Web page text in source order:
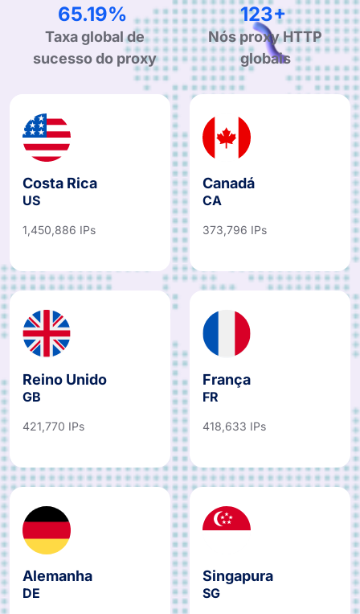
99.90%
Taxa global de
sucesso do proxy
190+
Nós proxy HTTP
globais
Costa Rica
US
1,450,886 IPs
Canadá
CA
373,796 IPs
Reino Unido
GB
421,770 IPs
França
FR
418,633 IPs
Alemanha
DE
Singapura
SG